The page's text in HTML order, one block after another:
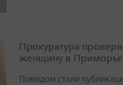
Прокуратура
женщину в Приморье
Поводом стали